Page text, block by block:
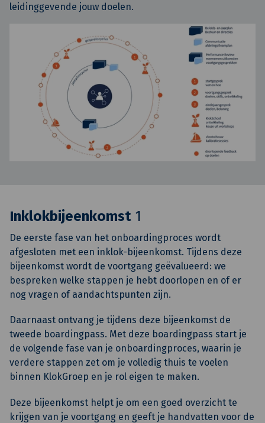
leidinggevende jouw doelen.
Inklokbijeenkomst 1
De eerste fase van het onboardingproces wordt
afgesloten met een inklok-bijeenkomst. Tijdens deze
bijeenkomst wordt de voortgang geëvalueerd: we
bespreken welke stappen je hebt doorlopen en of er
nog vragen of aandachtspunten zijn.
Daarnaast ontvang je tijdens deze bijeenkomst de
tweede boardingpass. Met deze boardingpass start je
de volgende fase van je onboardingproces, waarin je
verdere stappen zet om je volledig thuis te voelen
binnen KlokGroep en je rol eigen te maken.
Deze bijeenkomst helpt je om een goed overzicht te
krijgen van je voortgang en geeft je handvatten voor de